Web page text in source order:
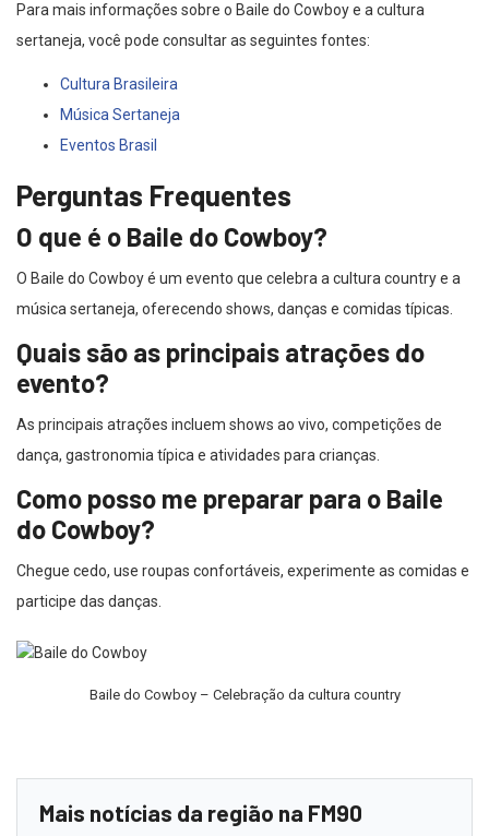
Para mais informações sobre o Baile do Cowboy e a cultura
sertaneja, você pode consultar as seguintes fontes:
Cultura Brasileira
Música Sertaneja
Eventos Brasil
Perguntas Frequentes
O que é o Baile do Cowboy?
O Baile do Cowboy é um evento que celebra a cultura country e a
música sertaneja, oferecendo shows, danças e comidas típicas.
Quais são as principais atrações do
evento?
As principais atrações incluem shows ao vivo, competições de
dança, gastronomia típica e atividades para crianças.
Como posso me preparar para o Baile
do Cowboy?
Chegue cedo, use roupas confortáveis, experimente as comidas e
participe das danças.
Baile do Cowboy – Celebração da cultura country
Mais notícias da região na FM90